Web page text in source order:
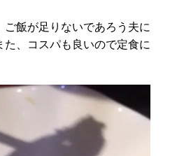
飯が足りないであろう夫に
、コスパも良いので定食に